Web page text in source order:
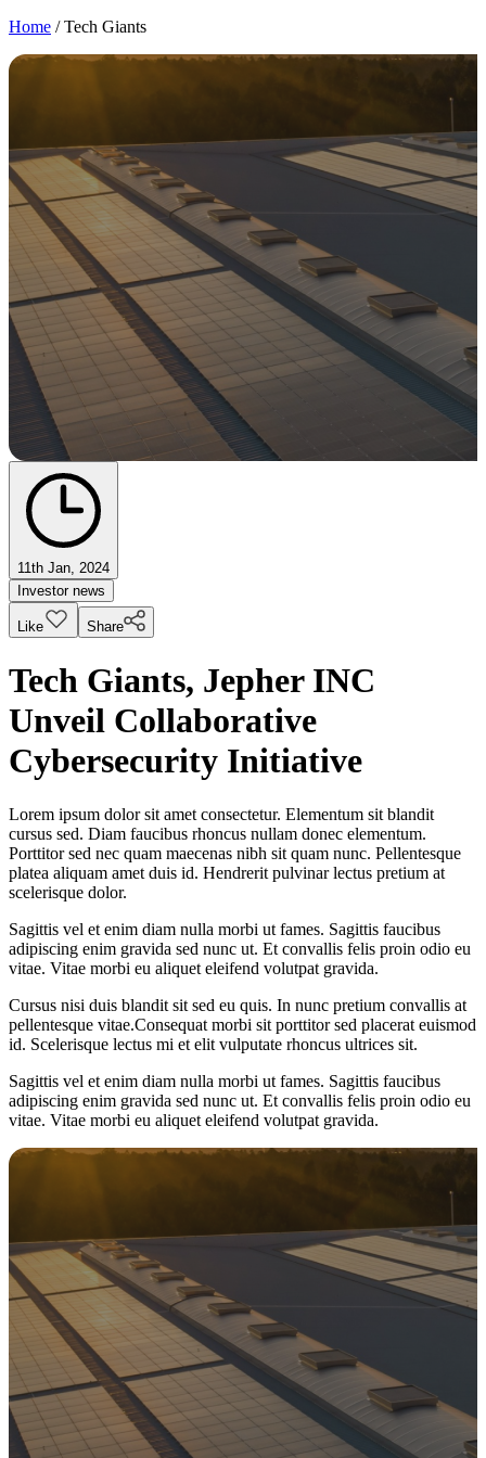
Home / Tech Giants
11th Jan, 2024
Investor news
Like Share
Tech Giants, Jepher INC
Unveil Collaborative
Cybersecurity Initiative
Lorem ipsum dolor sit amet consectetur. Elementum sit blandit
cursus sed. Diam faucibus rhoncus nullam donec elementum.
Porttitor sed nec quam maecenas nibh sit quam nunc. Pellentesque
platea aliquam amet duis id. Hendrerit pulvinar lectus pretium at
scelerisque dolor.
Sagittis vel et enim diam nulla morbi ut fames. Sagittis faucibus
adipiscing enim gravida sed nunc ut. Et convallis felis proin odio eu
vitae. Vitae morbi eu aliquet eleifend volutpat gravida.
Cursus nisi duis blandit sit sed eu quis. In nunc pretium convallis at
pellentesque vitae.Consequat morbi sit porttitor sed placerat euismod
id. Scelerisque lectus mi et elit vulputate rhoncus ultrices sit.
Sagittis vel et enim diam nulla morbi ut fames. Sagittis faucibus
adipiscing enim gravida sed nunc ut. Et convallis felis proin odio eu
vitae. Vitae morbi eu aliquet eleifend volutpat gravida.